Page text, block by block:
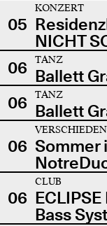
05
KONZERT
NICHT
06
TANZ
Ballett
06
TANZ
Ballett
06 Sommer
06
CLUB
Bass